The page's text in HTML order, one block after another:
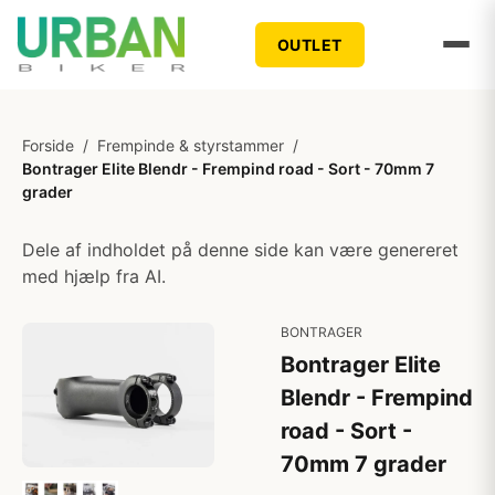
OUTLET
Forside / Frempinde & styrstammer /
Bontrager Elite Blendr - Frempind road - Sort - 70mm 7
grader
Dele af indholdet på denne side kan være genereret
med hjælp fra AI.
BONTRAGER
Bontrager Elite
Blendr - Frempind
road - Sort -
70mm 7 grader